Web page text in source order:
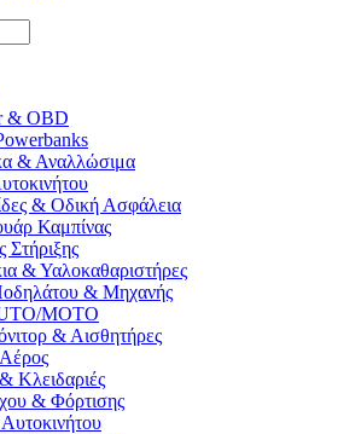
& OBD
& Αναλλώσιμα
& Οδική Ασφάλεια
Καμπίνας
Στήριξης
& Υαλοκαθαριστήρες
& Μηχανής
MOTO
& Αισθητήρες
Κλειδαριές
& Φόρτισης